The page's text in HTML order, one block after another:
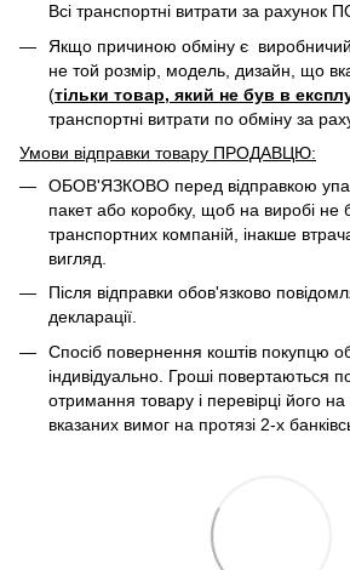
Всі транспортні витрати за рахунок
Якщо причиною обміну є
не той розмір, модель, дизайн, що
(тільки товар, який не був в
транспортні витрати по обміну за
Умови відправки товару ПРОДАВЦЮ:
ОБОВ'ЯЗКОВО перед відправкою
пакет або коробку, щоб на виробі не
транспортних компаній, інакше
вигляд.
Після відправки обов'язково
декларації.
Спосіб повернення коштів покупцю
індивідуально. Гроші повертаються
отримання товару і перевірці його на
вказаних вимог на протязі 2-х